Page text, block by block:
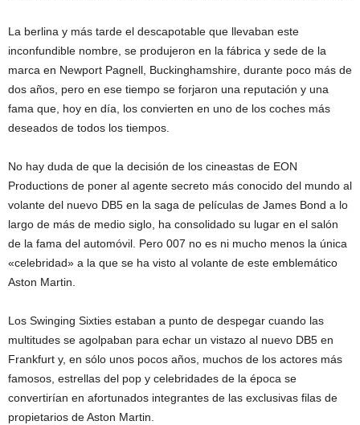
La berlina y más tarde el descapotable que llevaban este
inconfundible nombre, se produjeron en la fábrica y sede de la
marca en Newport Pagnell, Buckinghamshire, durante poco más de
dos años, pero en ese tiempo se forjaron una reputación y una
fama que, hoy en día, los convierten en uno de los coches más
deseados de todos los tiempos.
No hay duda de que la decisión de los cineastas de EON
Productions de poner al agente secreto más conocido del mundo al
volante del nuevo DB5 en la saga de películas de James Bond a lo
largo de más de medio siglo, ha consolidado su lugar en el salón
de la fama del automóvil. Pero 007 no es ni mucho menos la única
«celebridad» a la que se ha visto al volante de este emblemático
Aston Martin.
Los Swinging Sixties estaban a punto de despegar cuando las
multitudes se agolpaban para echar un vistazo al nuevo DB5 en
Frankfurt y, en sólo unos pocos años, muchos de los actores más
famosos, estrellas del pop y celebridades de la época se
convertirían en afortunados integrantes de las exclusivas filas de
propietarios de Aston Martin.